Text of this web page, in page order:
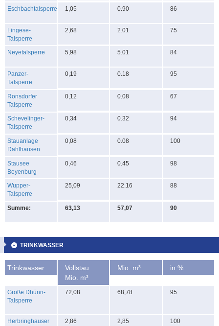
Eschbachtalsperre 1,05 0.90 86
Lingese-
Talsperre
2,68 2.01 75
Neyetalsperre 5,98 5.01 84
Panzer-
Talsperre
0,19 0.18 95
Ronsdorfer
Talsperre
0,12 0.08 67
Schevelinger-
Talsperre
0,34 0.32 94
Stauanlage
Dahlhausen
0,08 0.08 100
Stausee
Beyenburg
0,46 0.45 98
Wupper-
Talsperre
25,09 22.16 88
Summe: 63,13 57,07 90
TRINKWASSER
Trinkwasser
Vollstau
Mio. m³
Mio. m³ in %
Große Dhünn-
Talsperre
72,08 68,78 95
Herbringhauser
2,86 2,85 100